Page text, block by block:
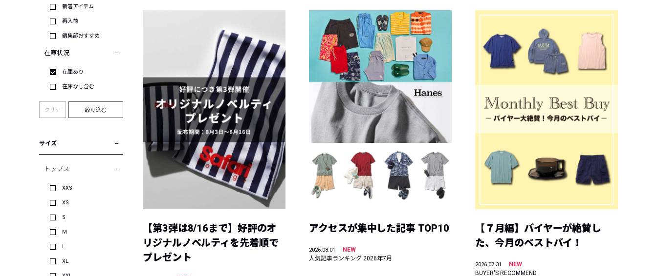
新着アイテム
再入荷
編集部おすすめ
在庫状況
在庫あり
在庫なし含む
クリア 絞り込む
サイズ
トップス
XXS
XS
S
M
L
XL
【第3弾は8/16まで】好評のオ
リジナルノベルティを先着順で
プレゼント
アクセスが集中した記事 TOP10
2026.08.01
NEW
人気記事ランキング 2026年7月
【７月編】バイヤーが絶賛し
た、今月のベストバイ！
2026.07.31
NEW
BUYER'S RECOMMEND